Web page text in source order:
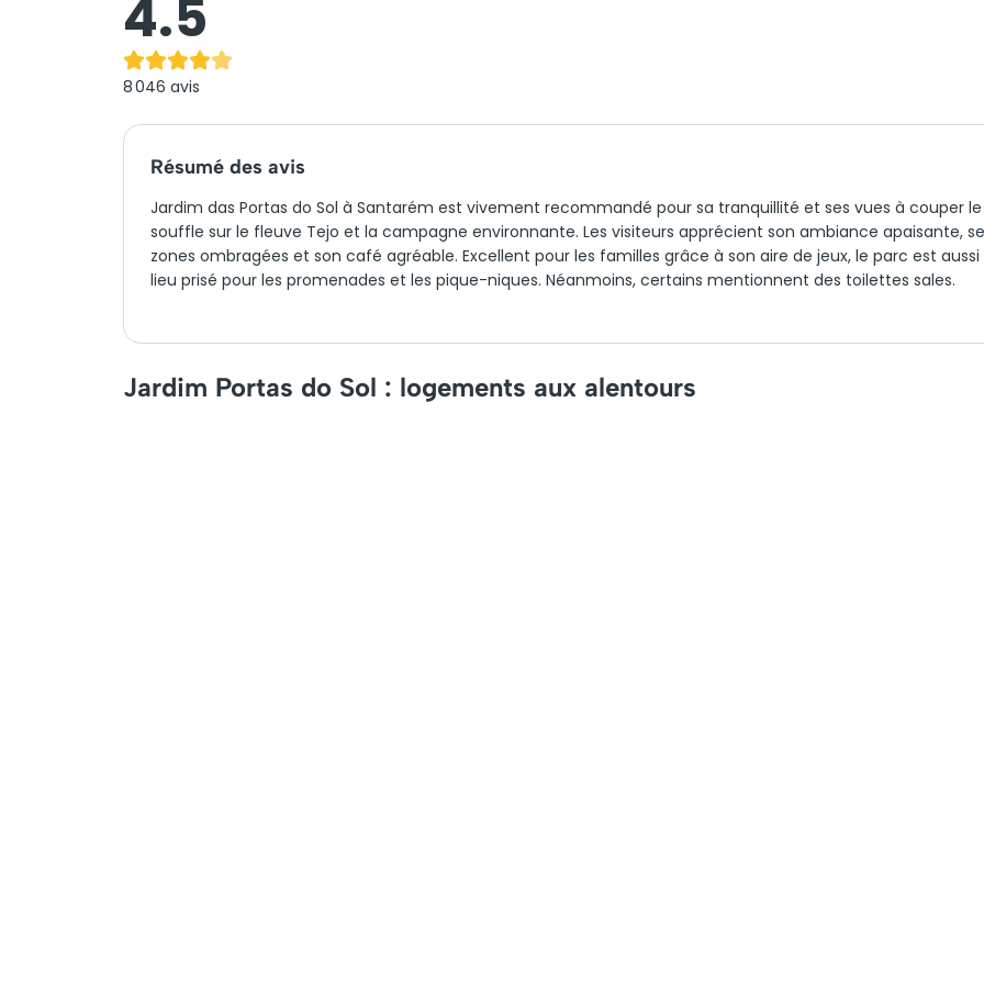
4.5
8 046 avis
Résumé des avis
Jardim das Portas do Sol à Santarém est vivement recommandé pour sa tranquillité et ses vues à couper le
souffle sur le fleuve Tejo et la campagne environnante. Les visiteurs apprécient son ambiance apaisante,
zones ombragées et son café agréable. Excellent pour les familles grâce à son aire de jeux, le parc est aussi
lieu prisé pour les promenades et les pique-niques. Néanmoins, certains mentionnent des toilettes sales.
Jardim Portas do Sol : logements aux alentours